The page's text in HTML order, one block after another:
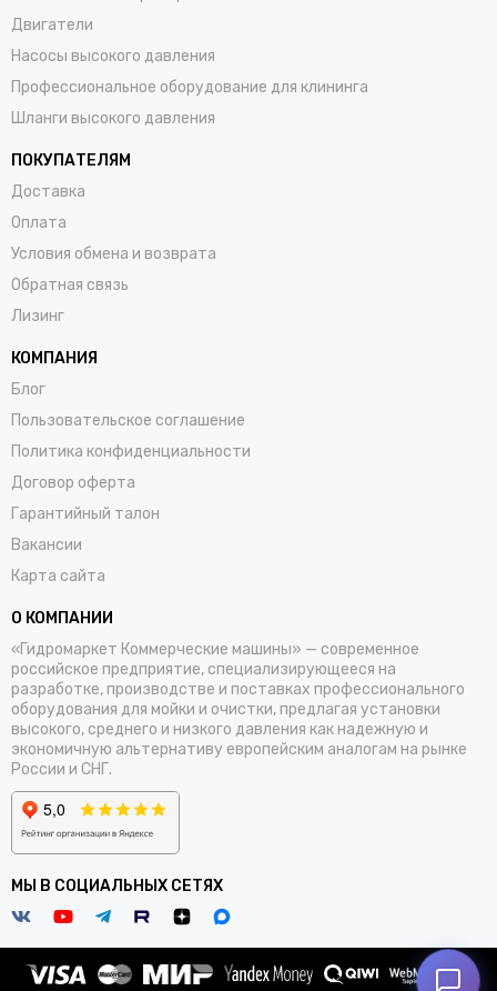
Двигатели
Насосы высокого давления
Профессиональное оборудование для клининга
Шланги высокого давления
ПОКУПАТЕЛЯМ
Доставка
Оплата
Условия обмена и возврата
Обратная связь
Лизинг
КОМПАНИЯ
Блог
Пользовательское соглашение
Политика конфиденциальности
Договор оферта
Гарантийный талон
Вакансии
Карта сайта
О КОМПАНИИ
«Гидромаркет Коммерческие машины» — современное
российское предприятие, специализирующееся на
разработке, производстве и поставках профессионального
оборудования для мойки и очистки, предлагая установки
высокого, среднего и низкого давления как надежную и
экономичную альтернативу европейским аналогам на рынке
России и СНГ.
МЫ В СОЦИАЛЬНЫХ СЕТЯХ